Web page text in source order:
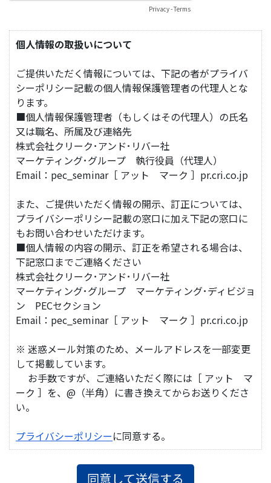
Privacy-Terms
個人情報の取扱いについて
ご提供いただく情報については、下記の者がプライバ
シーポリシー記載の個人情報保護管理者の代理人とな
ります。
■個人情報保護管理者（もしくはその代理人）の氏名
又は職名、所属及び連絡先
株式会社クリーク･アンド･リバー社
マーケティング･グループ 執行役員（代理人）
Email：pec_seminar［ アット マーク ］pr.cri.co.jp
また、ご提供いただく情報の開示、訂正については、
プライバシーポリシー記載の窓口に加え下記の窓口に
もお問い合わせいただけます。
■個人情報の内容の開示、訂正を希望される場合は、
下記窓口までご連絡ください
株式会社クリーク･アンド･リバー社
マーケティング･グループ マーケティング･ディビジョ
ン PECセクション
Email：pec_seminar［ アット マーク ］pr.cri.co.jp
※ 迷惑メール対策のため、メールアドレスを一部変更
して掲載しています。
お手数ですが、ご連絡いただく際には［ アット マ
ーク ］を、@（半角）に書き換えてからお送りくださ
い。
プライバシーポリシーに同意する。